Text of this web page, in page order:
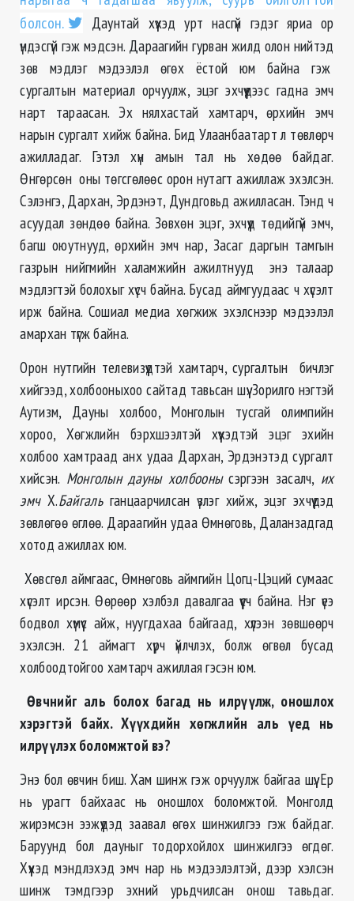
болсон.
Даунтай хүүхэд урт насгүй гэдэг яриа ор
үндэсгүй гэж мэдсэн. Дараагийн гурван жилд олон нийтэд
зөв мэдлэг мэдээлэл өгөх ёстой юм байна гэж
сургалтын материал орчуулж, эцэг эхчүүдээс гадна эмч
нарт тараасан. Эх нялхастай хамтарч, өрхийн эмч
нарын сургалт хийж байна. Бид Улаанбаатарт л төвлөрч
ажилладаг. Гэтэл хүн амын тал нь хөдөө байдаг.
Өнгөрсөн оны төгсгөлөөс орон нутагт ажиллаж эхэлсэн.
Сэлэнгэ, Дархан, Эрдэнэт, Дундговьд ажилласан. Тэнд ч
асуудал зөндөө байна. Зөвхөн эцэг, эхчүүд төдийгүй эмч,
багш оюутнууд, өрхийн эмч нар, Засаг даргын тамгын
газрын нийгмийн халамжийн ажилтнууд энэ талаар
мэдлэгтэй болохыг хүсч байна. Бусад аймгуудаас ч хүсэлт
ирж байна. Сошиал медиа хөгжиж эхэлснээр мэдээлэл
амархан түгж байна.
Орон нутгийн телевизүүдтэй хамтарч, сургалтын бичлэг
хийгээд, холбооныхоо сайтад тавьсан шүү. Зорилго нэгтэй
Аутизм, Дауны холбоо, Монголын тусгай олимпийн
хороо, Хөгжлийн бэрхшээлтэй хүүхэдтэй эцэг эхийн
холбоо хамтраад анх удаа Дархан, Эрдэнэтэд сургалт
хийсэн. Монголын дауны холбоонысэргээн засалч, их
эмчХ.Байгаль ганцаарчилсан үзлэг хийж, эцэг эхчүүдэд
зөвлөгөө өглөө. Дараагийн удаа Өмнөговь, Даланзадгад
хотод ажиллах юм.
Хөвсгөл аймгаас, Өмнөговь аймгийн Цогц-Цэций сумаас
хүсэлт ирсэн. Өөрөөр хэлбэл давалгаа үүсч байна. Нэг үеэ
бодвол хүмүүс айж, нуугдахаа байгаад, хүлээн зөвшөөрч
эхэлсэн. 21 аймагт хүрч үйлчлэх, болж өгвөл бусад
холбоодтойгоо хамтарч ажиллая гэсэн юм.
Өвчнийг аль болох багад нь илрүүлж, оношлох
хэрэгтэй байх. Хүүхдийн хөгжлийн аль үед нь
илрүүлэх боломжтой вэ?
Энэ бол өвчин биш. Хам шинж гэж орчуулж байгаа шүү. Ер
нь урагт байхаас нь оношлох боломжтой. Монголд
жирэмсэн ээжүүдэд заавал өгөх шинжилгээ гэж байдаг.
Баруунд бол дауныг тодорхойлох шинжилгээ өгдөг.
Хүүхэд мэндлэхэд эмч нар нь мэдээлэлтэй, дээр хэлсэн
шинж тэмдгээр эхний урьдчилсан онош тавьдаг.